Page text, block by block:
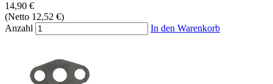
14,90 €
(Netto 12,52 €)
Anzahl
In den Warenkorb